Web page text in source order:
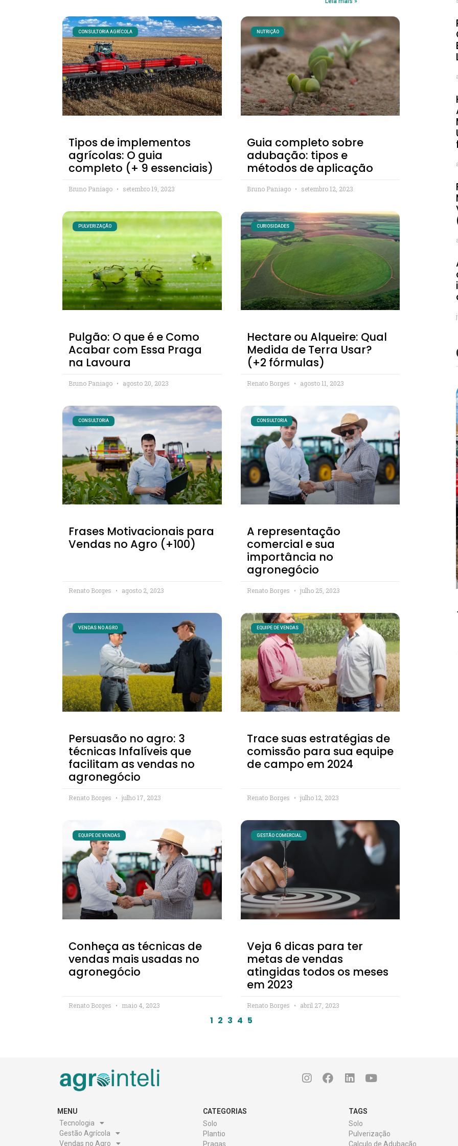
CONSULTORIA AGRÍCOLA
Tipos de implementos
agrícolas: O guia
completo (+ 9 essenciais)
Bruno Paniago setembro 19, 2023
NUTRIÇÃO
Guia completo sobre
adubação: tipos e
métodos de aplicação
Bruno Paniago setembro 12, 2023
PULVERIZAÇÃO
Pulgão: O que é e Como
Acabar com Essa Praga
na Lavoura
Bruno Paniago agosto 20, 2023
CURIOSIDADES
Hectare ou Alqueire: Qual
Medida de Terra Usar?
(+2 fórmulas)
Renato Borges agosto 11, 2023
CONSULTORIA
Frases Motivacionais para
Vendas no Agro (+100)
Renato Borges agosto 2, 2023
CONSULTORIA
A representação
comercial e sua
importância no
agronegócio
Renato Borges julho 25, 2023
VENDAS NO AGRO
Persuasão no agro: 3
técnicas Infalíveis que
facilitam as vendas no
agronegócio
Renato Borges julho 17, 2023
EQUIPE DE VENDAS
Trace suas estratégias de
comissão para sua equipe
de campo em 2024
Renato Borges julho 12, 2023
EQUIPE DE VENDAS
Conheça as técnicas de
vendas mais usadas no
agronegócio
Renato Borges maio 4, 2023
GESTÃO COMERCIAL
Veja 6 dicas para ter
metas de vendas
atingidas todos os meses
em 2023
Renato Borges abril 27, 2023
1 2 3 4 5
MENU
Tecnologia
Gestão Agrícola
Vendas no Agro
CATEGORIAS
Solo
Plantio
Pragas
TAGS
Solo
Pulverização
Calculo de Adubação